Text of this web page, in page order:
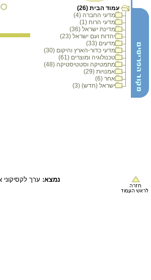
עמוד הבית (26)
מדעי החברה (4)
מדעי הרוח (1)
מדינת ישראל (36)
יהדות ועם ישראל (23)
מדעים (33)
מדעי כדור-הארץ והיקום (30)
טכנולוגיה ומוצרים (61)
מתמטיקה וסטטיסטיקה (48)
אמנויות (29)
אחר (6)
ישראל (חדש) (3)
נמצא: ערך לקסיקוני